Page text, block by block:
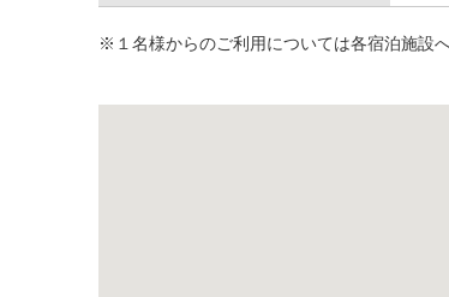
※１名様からのご利用については各宿泊施設